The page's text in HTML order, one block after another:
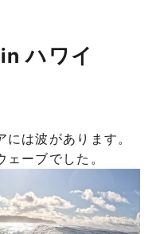
ハワイ
は波があります。
ーブでした。